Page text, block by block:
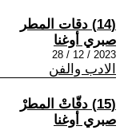
(14) دقات المطر
صبري أوغنا
2023 / 12 / 28
الادب والفن
(15) دقّاتْ المطرْ
صبري أوغنا